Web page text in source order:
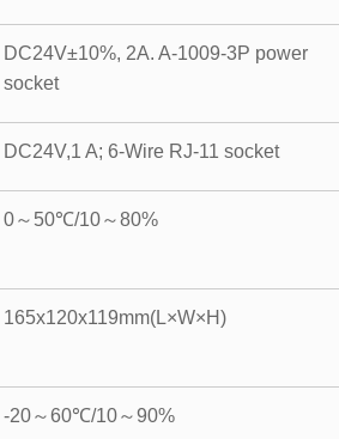
DC24V±10%, 2A. A-1009-3P power
socket
DC24V,1 A; 6-Wire RJ-11 socket
0～ 50℃/10～80%
165x120x119mm(L×W×H)
-20～60℃/10～90%